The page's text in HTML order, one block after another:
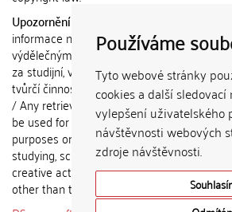
Používáme
Tyto webové stránky
cookies a další
vylepšení uživatelského
návštěvnosti webových
zdroje návštěvnosti.
Upozornění / Notice:
informace nemohou být použity k
výdělečným účelům nebo vydávány
za studijní, vědeckou nebo jinou
tvůrčí činnost jiné osoby než autora.
/ Any retrieved information shall not
be used for any commercial
purposes or claimed as results of
studying, scientific or any other
creative activities of any person
other than the author.